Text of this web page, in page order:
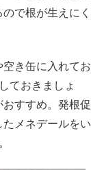
で根が生えにく
き缶に入れてお
ておきましょ
すすめ。発根促
たメネデールをい